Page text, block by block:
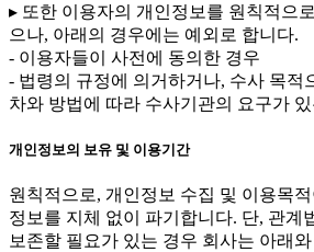
▸ 또한 이용자의 개인정보를 원칙적으
으나, 아래의 경우에는 예외로 합니다.
- 이용자들이 사전에 동의한 경우
- 법령의 규정에 의거하거나, 수사 목적
차와 방법에 따라 수사기관의 요구가
개인정보의 보유 및 이용기간
원칙적으로, 개인정보 수집 및 이용목
정보를 지체 없이 파기합니다. 단, 관계
보존할 필요가 있는 경우 회사는 아래